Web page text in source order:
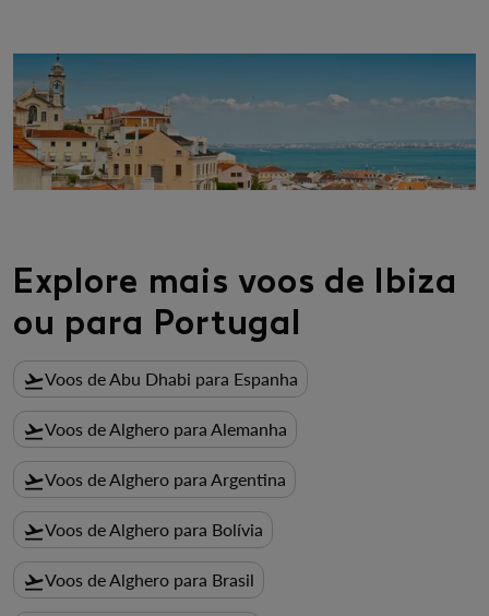
Explore mais voos de Ibiza
ou para Portugal
flight_takeoffVoos de Abu Dhabi para Espanha
flight_takeoffVoos de Alghero para Alemanha
flight_takeoffVoos de Alghero para Argentina
flight_takeoffVoos de Alghero para Bolívia
flight_takeoffVoos de Alghero para Brasil